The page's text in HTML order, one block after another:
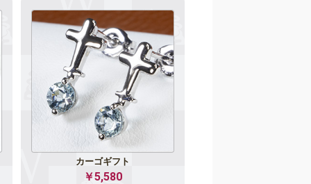
カーゴギフト
￥5,580